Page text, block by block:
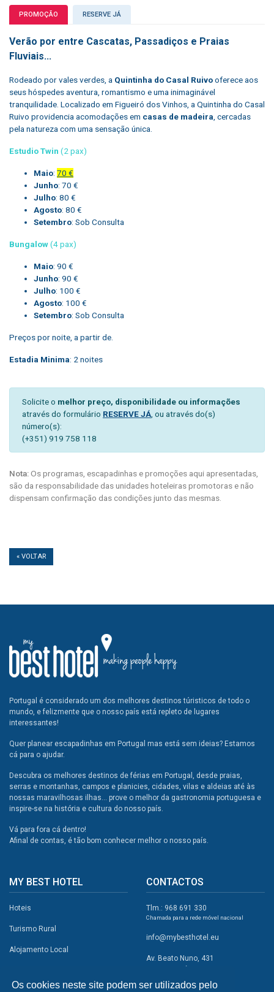
Os cookies neste site podem ser utilizados pelo
PROMOÇÃO RESERVE JÁ
Verão por entre Cascatas, Passadiços e Praias
Fluviais...
Rodeado por vales verdes, a Quintinha do Casal Ruivooferece aos
seus hóspedes aventura, romantismo e uma inimaginável
tranquilidade. Localizado em Figueiró dos Vinhos, a Quintinha do Casal
Ruivo providencia acomodações em casas de madeira, cercadas
pela natureza com uma sensação única.
Estudio Twin (2 pax)
Maio: 70 €
Junho: 70 €
Julho: 80 €
Agosto: 80 €
Setembro: Sob Consulta
Bungalow(4 pax)
Maio: 90 €
Junho: 90 €
Julho: 100 €
Agosto: 100 €
Setembro: Sob Consulta
Preços por noite, a partir de.
Estadia Minima: 2 noites
Solicite o melhor preço, disponibilidade ou informações
através do formulário RESERVE JÁ, ou através do(s)
número(s):
(+351) 919 758 118
Nota:Os programas, escapadinhas e promoções aqui apresentadas,
são da responsabilidade das unidades hoteleiras promotoras e não
dispensam confirmação das condições junto das mesmas.
« VOLTAR
Portugal é considerado um dos melhores destinos túristicos de todo o
mundo, e felizmente que o nosso país está repleto de lugares
interessantes!
Quer planear escapadinhas em Portugal mas está sem ideias? Estamos
cá para o ajudar.
Descubra os melhores destinos de férias em Portugal, desde praias,
serras e montanhas, campos e planicies, cidades, vilas e aldeias até às
nossas maravilhosas ilhas... prove o melhor da gastronomia portuguesa e
inspire-se na história e cultura do nosso país.
Vá para fora cá dentro!
Afinal de contas, é tão bom conhecer melhor o nosso país.
MY BEST HOTEL
Hoteis
Turismo Rural
Alojamento Local
CONTACTOS
Tlm.: 968 691 330
Chamada para a rede móvel nacional
info@mybesthotel.eu
Av. Beato Nuno, 431